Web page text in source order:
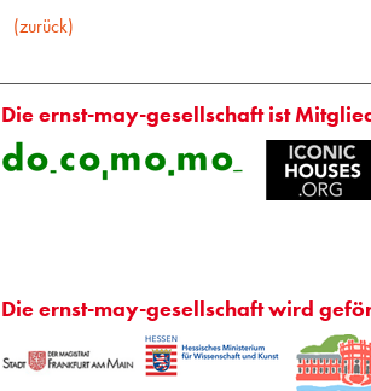
(zurück)
Die ernst-may-gesellschaft ist
Die ernst-may-gesellschaft wird